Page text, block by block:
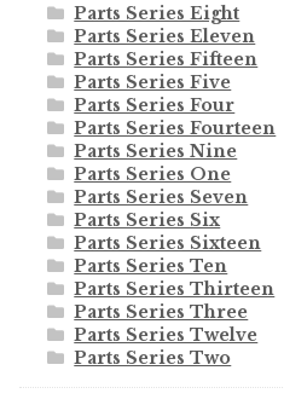
Parts Series Eight
Parts Series Eleven
Parts Series Fifteen
Parts Series Five
Parts Series Four
Parts Series Fourteen
Parts Series Nine
Parts Series One
Parts Series Seven
Parts Series Six
Parts Series Sixteen
Parts Series Ten
Parts Series Thirteen
Parts Series Three
Parts Series Twelve
Parts Series Two